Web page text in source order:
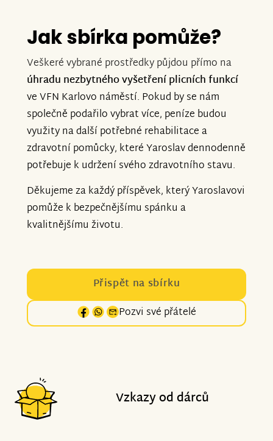
Jak sbírka pomůže?
Veškeré vybrané prostředky půjdou přímo na
úhradu nezbytného vyšetření plicních funkcí
ve VFN Karlovo náměstí. Pokud by se nám
společně podařilo vybrat více, peníze budou
využity na další potřebné rehabilitace a
zdravotní pomůcky, které Yaroslav dennodenně
potřebuje k udržení svého zdravotního stavu.
Děkujeme za každý příspěvek, který Yaroslavovi
pomůže k bezpečnějšímu spánku a
kvalitnějšímu životu.
Přispět na sbírku
Pozvi své přátelé
Vzkazy od dárců